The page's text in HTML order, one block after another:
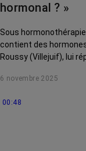
hormonal ? »
Sous
contient des
Roussy (Villejuif), lui
6 novembre 2025
00:48